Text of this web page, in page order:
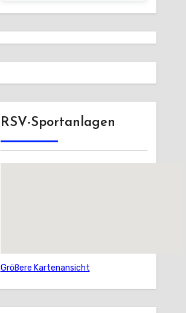
RSV-Sportanlagen
Größere Kartenansicht